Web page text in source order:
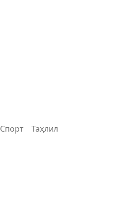
Спорт Таҳлил